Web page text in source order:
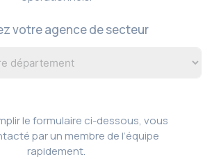
votre agence de secteur
le formulaire ci-dessous, vous
par un membre de l’équipe
rapidement.